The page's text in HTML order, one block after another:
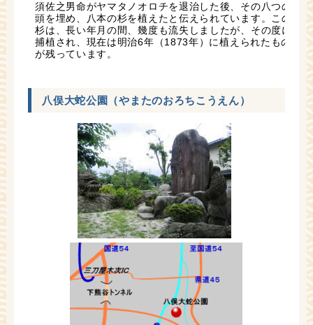
須佐之男命がヤマタノオロチを退治した後、その八つの
頭を埋め、八本の杉を植えたと伝えられています。この
杉は、長い年月の間、幾度も流失しましたが、その度に
捕植され、現在は明治6年（1873年）に植えられたもの
が残っています。
八俣大蛇公園（やまたのおろちこうえん）